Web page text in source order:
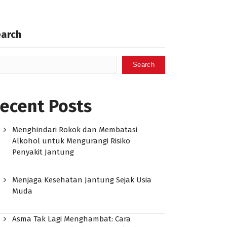
Search
Posts
Menghindari Rokok dan Membatasi
Alkohol untuk Mengurangi Risiko
Penyakit Jantung
Menjaga Kesehatan Jantung Sejak Usia
Muda
Asma Tak Lagi Menghambat: Cara